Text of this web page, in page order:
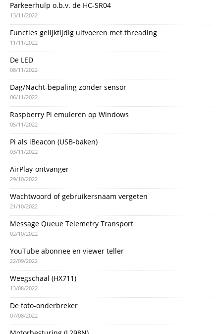
Parkeerhulp o.b.v. de HC-SR04
13/11/2022
Functies gelijktijdig uitvoeren met threading
11/11/2022
De LED
08/11/2022
Dag/Nacht-bepaling zonder sensor
06/11/2022
Raspberry Pi emuleren op Windows
05/11/2022
Pi als iBeacon (USB-baken)
03/11/2022
AirPlay-ontvanger
29/10/2022
Wachtwoord of gebruikersnaam vergeten
21/10/2022
Message Queue Telemetry Transport
02/10/2022
YouTube abonnee en viewer teller
22/09/2022
Weegschaal (HX711)
13/08/2022
De foto-onderbreker
07/08/2022